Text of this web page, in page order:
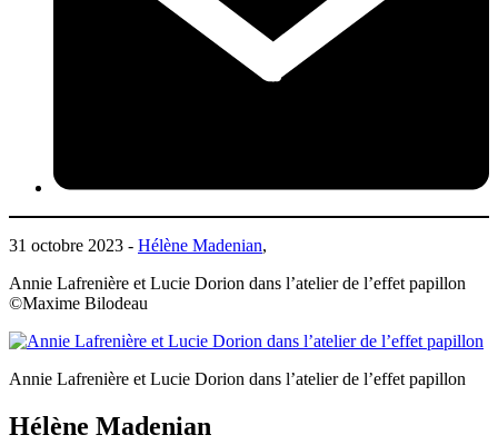
31 octobre 2023 - Hélène Madenian,
Annie Lafrenière et Lucie Dorion dans l’atelier de l’effet papillon
©Maxime Bilodeau
Annie Lafrenière et Lucie Dorion dans l’atelier de l’effet papillon
Hélène Madenian